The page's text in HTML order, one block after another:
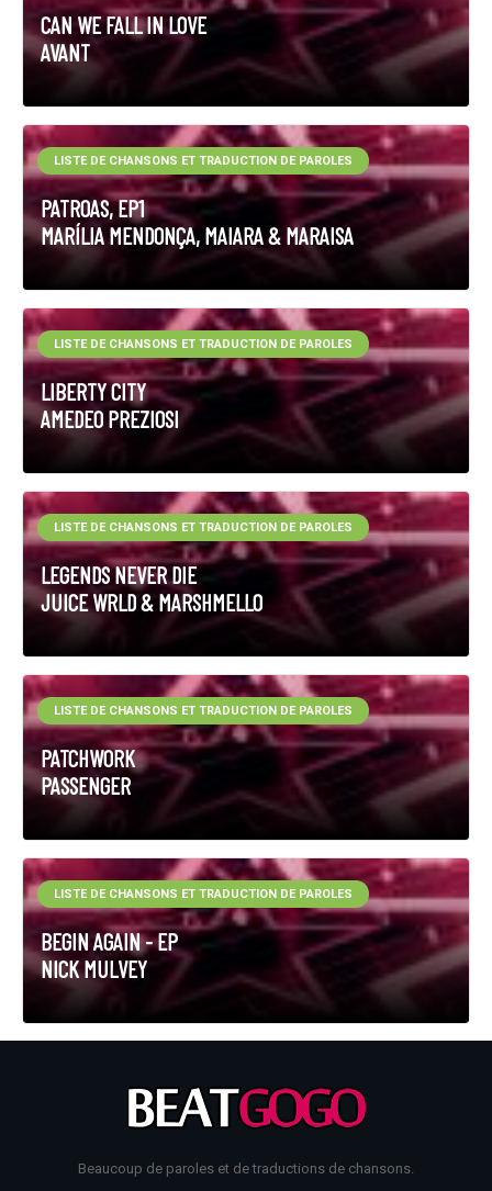
CAN WE FALL IN LOVE
AVANT
PATROAS, EP1
MARÍLIA MENDONÇA, MAIARA & MARAISA
LISTE DE CHANSONS ET TRADUCTION DE PAROLES
LIBERTY CITY
AMEDEO PREZIOSI
LISTE DE CHANSONS ET TRADUCTION DE PAROLES
LEGENDS NEVER DIE
JUICE WRLD & MARSHMELLO
LISTE DE CHANSONS ET TRADUCTION DE PAROLES
PATCHWORK
PASSENGER
LISTE DE CHANSONS ET TRADUCTION DE PAROLES
BEGIN AGAIN - EP
NICK MULVEY
LISTE DE CHANSONS ET TRADUCTION DE PAROLES
Beaucoup de paroles et de traductions de chansons.